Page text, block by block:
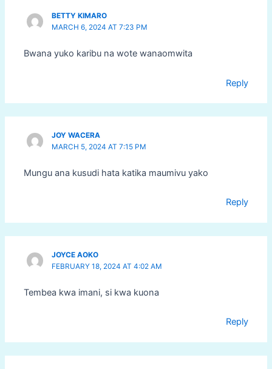
BETTY KIMARO
MARCH 6, 2024 AT 7:23 PM
Bwana yuko karibu na wote wanaomwita
Reply
JOY WACERA
MARCH 5, 2024 AT 7:15 PM
Mungu ana kusudi hata katika maumivu yako
Reply
JOYCE AOKO
FEBRUARY 18, 2024 AT 4:02 AM
Tembea kwa imani, si kwa kuona
Reply